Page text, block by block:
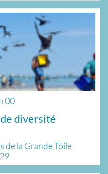
00
diversité
de la Grande Toile